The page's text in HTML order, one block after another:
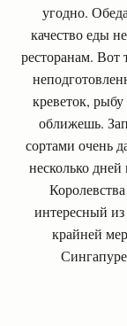
угодно.
качество еды
ресторанам. Вот
креветок,
оближешь.
сортами очень
несколько
интересный
крайней